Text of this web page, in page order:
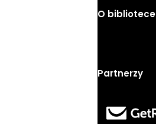
O bibliotece
Partnerzy